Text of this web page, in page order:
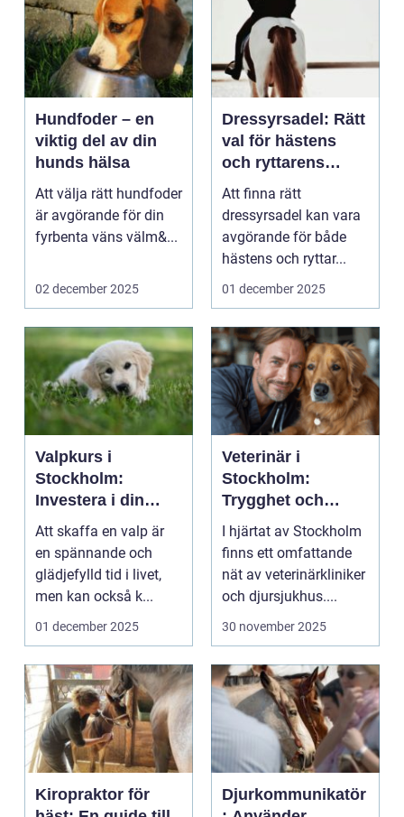
Hundfoder – en
viktig del av din
hunds hälsa
Att välja rätt hundfoder
är avgörande för din
fyrbenta väns välm&...
02 december 2025
Dressyrsadel: Rätt
val för hästens
och ryttarens
perfekta balans
Att finna rätt
dressyrsadel kan vara
avgörande för både
hästens och ryttar...
01 december 2025
Valpkurs i
Stockholm:
Investera i din
valps framtid
Att skaffa en valp är
en spännande och
glädjefylld tid i livet,
men kan också k...
01 december 2025
Veterinär i
Stockholm:
Trygghet och
kvalitet för din
fyrbenta vän
I hjärtat av Stockholm
finns ett omfattande
nät av veterinärkliniker
och djursjukhus....
30 november 2025
Kiropraktor för
Djurkommunikatör